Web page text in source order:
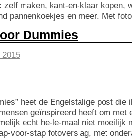
zelf maken, kant-en-klaar kopen,
pannenkoekjes en meer. Met
Dummies
2015
heet de Engelstalige post die
geïnspireerd heeft om met
echt he-le-maal niet moeilijk
voor-stap fotoverslag, met